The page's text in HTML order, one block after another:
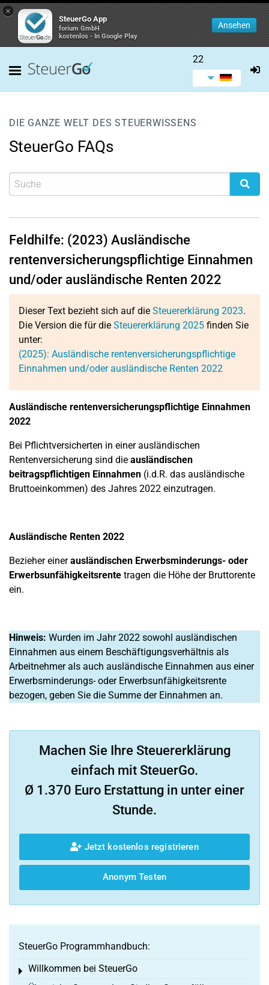
×
SteuerGo App
forium GmbH
kostenlos - In Google Play
Ansehen
22
DIE GANZE WELT DES STEUERWISSENS
SteuerGo FAQs
Feldhilfe: (2023) Ausländische
rentenversicherungspflichtige Einnahmen
und/oder ausländische Renten 2022
Dieser Text bezieht sich auf die Steuererklärung 2023.
Die Version die für die Steuererklärung 2025 finden Sie
unter:
(2025): Ausländische rentenversicherungspflichtige
Einnahmen und/oder ausländische Renten 2022
Ausländische rentenversicherungspflichtige Einnahmen
2022
Bei Pflichtversicherten in einer ausländischen
Rentenversicherung sind die ausländischen
beitragspflichtigen Einnahmen (i.d.R. das ausländische
Bruttoeinkommen) des Jahres 2022 einzutragen.
Ausländische Renten 2022
Bezieher einerausländischen Erwerbsminderungs- oder
Erwerbsunfähigkeitsrente tragen die Höhe der Bruttorente
ein.
Hinweis: Wurden im Jahr 2022 sowohl ausländischen
Einnahmen aus einem Beschäftigungsverhältnis als
Arbeitnehmer als auch ausländische Einnahmen aus einer
Erwerbsminderungs- oder Erwerbsunfähigkeitsrente
bezogen, geben Sie die Summe der Einnahmen an.
Machen Sie Ihre Steuererklärung
einfach mit SteuerGo.
Ø 1.370 Euro Erstattung in unter einer
Stunde.
Jetzt kostenlos registrieren
Anonym Testen
SteuerGo Programmhandbuch:
Willkommen bei SteuerGo
Toggle menu